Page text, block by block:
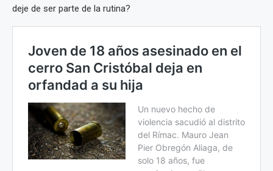
deje de ser parte de la rutina?